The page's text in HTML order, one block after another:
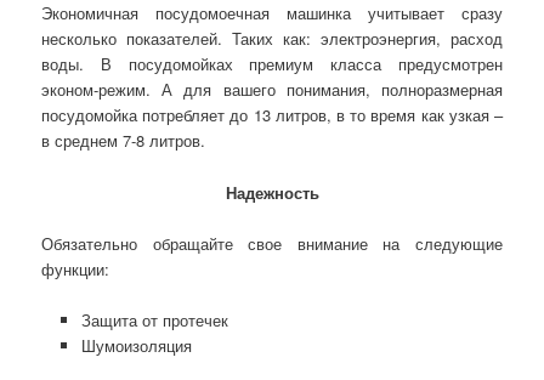
Экономичная посудомоечная машинка учитывает сразу
несколько показателей. Таких как: электроэнергия, расход
воды. В посудомойках премиум класса предусмотрен
эконом-режим. А для вашего понимания, полноразмерная
посудомойка потребляет до 13 литров, в то время как узкая –
в среднем 7-8 литров.
Надежность
Обязательно обращайте свое внимание на следующие
функции:
Защита от протечек
Шумоизоляция